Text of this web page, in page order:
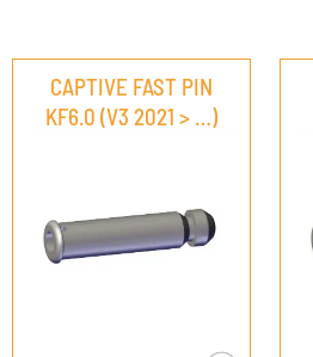
CAPTIVE FAST PIN
KF6.0 (V3 2021 > …)